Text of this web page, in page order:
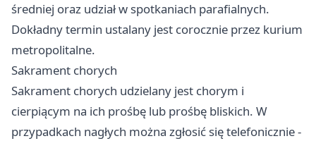
średniej oraz udział w spotkaniach parafialnych.
Dokładny termin ustalany jest corocznie przez kurium
metropolitalne.
Sakrament chorych
Sakrament chorych udzielany jest chorym i
cierpiącym na ich prośbę lub prośbę bliskich. W
przypadkach nagłych można zgłosić się telefonicznie -